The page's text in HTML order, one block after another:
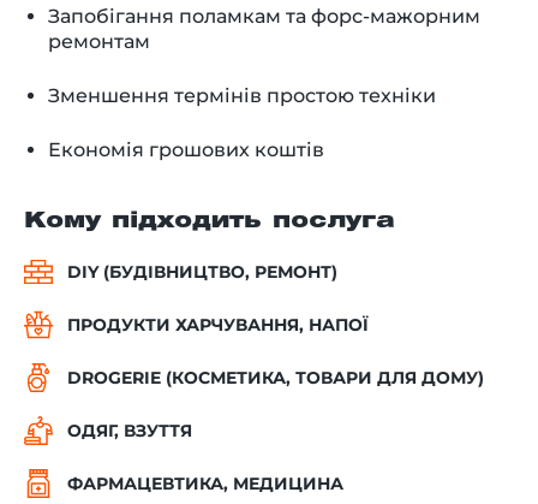
Запобігання поламкам та форс-мажорним
ремонтам
Зменшення термінів простою техніки
Економія грошових коштів
Кому підходить послуга
DIY (БУДІВНИЦТВО, РЕМОНТ)
ПРОДУКТИ ХАРЧУВАННЯ, НАПОЇ
DROGERIE (КОСМЕТИКА, ТОВАРИ ДЛЯ ДОМУ)
ОДЯГ, ВЗУТТЯ
ФАРМАЦЕВТИКА, МЕДИЦИНА